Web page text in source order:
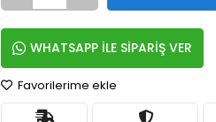
WHATSAPP İLE SİPARİŞ VER
Favorilerime ekle